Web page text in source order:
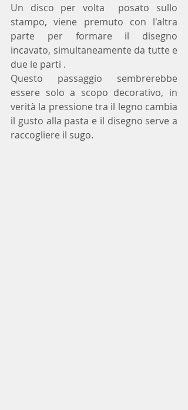
Un disco per volta  posato sullo
stampo, viene premuto con l'altra
parte per formare il disegno
incavato, simultaneamente da tutte e
due le parti .
Questo passaggio sembrerebbe
essere solo a scopo decorativo, in
verità la pressione tra il legno cambia
il gusto alla pasta e il disegno serve a
raccogliere il sugo.